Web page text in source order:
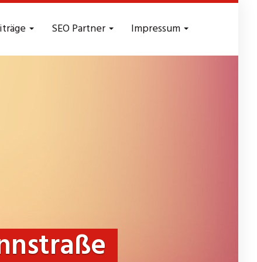
SEO Partner Impressum